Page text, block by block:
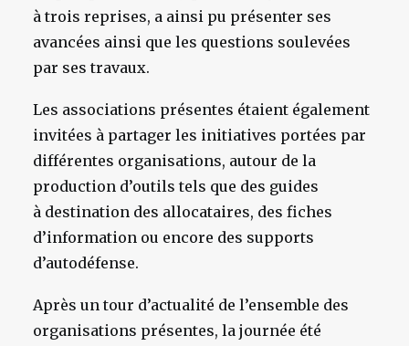
à trois reprises, a ainsi pu présenter ses
avancées ainsi que les questions soulevées
par ses travaux.
Les associations présentes étaient également
invitées à partager les initiatives portées par
différentes organisations, autour de la
production d’outils tels que des guides
à destination des allocataires, des fiches
d’information ou encore des supports
d’autodéfense.
Après un tour d’actualité de l’ensemble des
organisations présentes, la journée été